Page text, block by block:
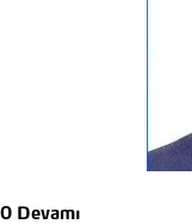
0 Devamı